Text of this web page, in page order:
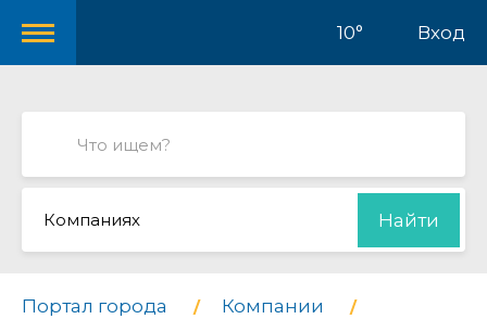
10° Вход
Компаниях Найти
Портал города
Компании